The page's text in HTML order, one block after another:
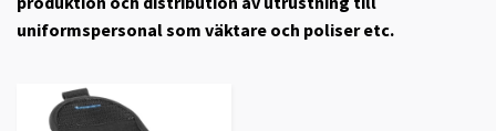
uniformspersonal som väktare och poliser etc.